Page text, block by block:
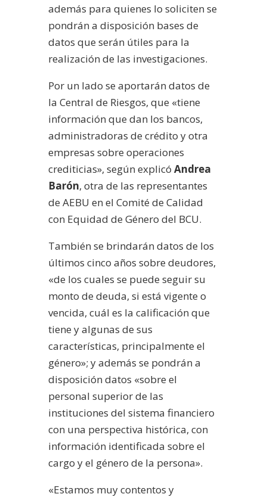
además para quienes lo soliciten se
pondrán a disposición bases de
datos que serán útiles para la
realización de las investigaciones.
Por un lado se aportarán datos de
la Central de Riesgos, que «tiene
información que dan los bancos,
administradoras de crédito y otra
empresas sobre operaciones
crediticias», según explicó Andrea
Barón, otra de las representantes
de AEBU en el Comité de Calidad
con Equidad de Género del BCU.
También se brindarán datos de los
últimos cinco años sobre deudores,
«de los cuales se puede seguir su
monto de deuda, si está vigente o
vencida, cuál es la calificación que
tiene y algunas de sus
características, principalmente el
género»; y además se pondrán a
disposición datos «sobre el
personal superior de las
instituciones del sistema financiero
con una perspectiva histórica, con
información identificada sobre el
cargo y el género de la persona».
«Estamos muy contentos y